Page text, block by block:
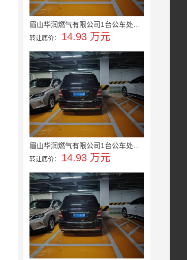
转让底价： 14.93 万元
转让底价： 14.93 万元